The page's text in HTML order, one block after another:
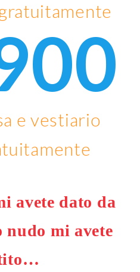
e vestiario
avete dato da
nudo mi avete